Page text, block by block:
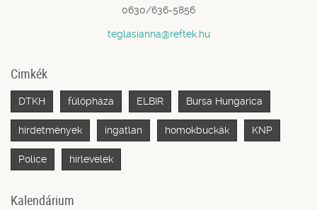
0630/636-5856
teglasianna@reftek.hu
Cimkék
DTKH fülöpháza ELBIR Bursa Hungarica
hirdetmények ingatlan homokbuckák KNP
Police hírlevelek
Kalendárium